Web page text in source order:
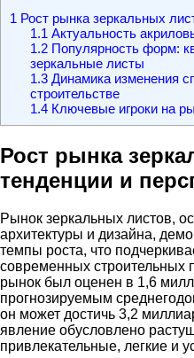
1 Рост рынка зеркальных
1.1 Актуальность
1.2Популярность форм:
зеркальные листы
1.3Динамика изменения
строительстве
1.4Ключевые игроки на
Рост рынка
тенденции и
Рынок зеркальных листов,
архитектуры и дизайна,
темпы роста, что
современных строительных
рынок был оценен в 1,6
прогнозируемым
он может достичь 3,2
явление обусловлено
привлекательные, легкие и